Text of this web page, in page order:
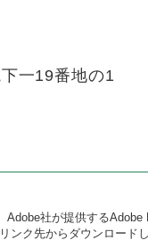
一19番地の1
社が提供するAdobe
ンク先からダウンロード